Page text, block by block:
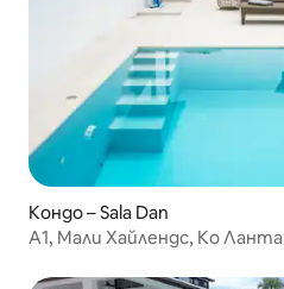
Кондо – Sala Dan
A1, Мали Хайлендс, Ко Ланта